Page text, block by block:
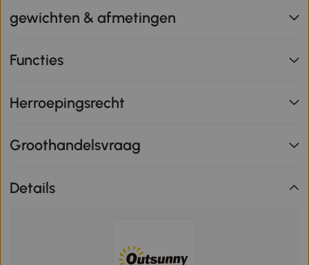
gewichten & afmetingen
Functies
Herroepingsrecht
Groothandelsvraag
Details